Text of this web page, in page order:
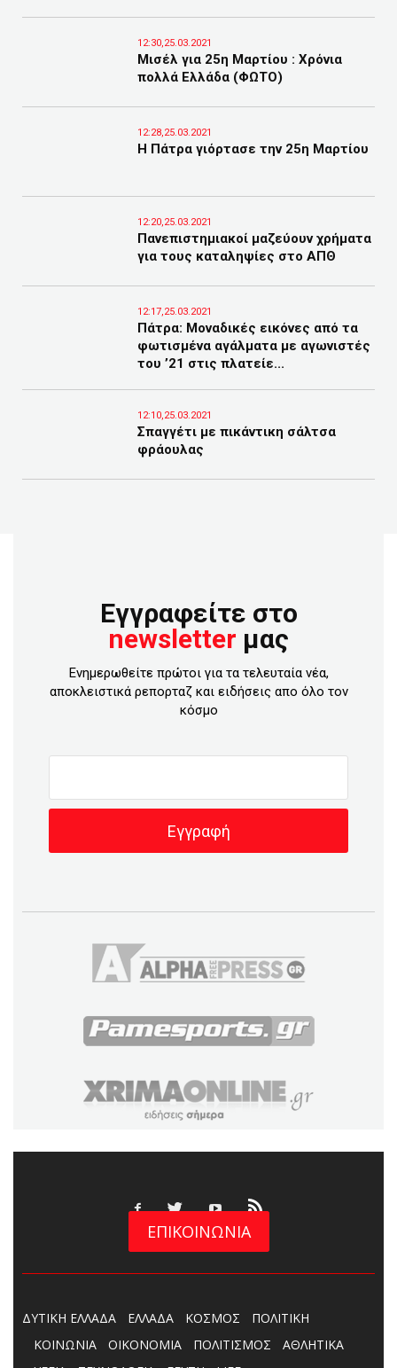
12:30,25.03.2021
Μισέλ για 25η Μαρτίου : Χρόνια
πολλά Ελλάδα (ΦΩΤΟ)
12:28,25.03.2021
Η Πάτρα γιόρτασε την 25η Μαρτίου
12:20,25.03.2021
Πανεπιστημιακοί μαζεύουν χρήματα
για τους καταληψίες στο ΑΠΘ
12:17,25.03.2021
Πάτρα: Μοναδικές εικόνες από τα
φωτισμένα αγάλματα με αγωνιστές
του ’21 στις πλατείε...
12:10,25.03.2021
Σπαγγέτι με πικάντικη σάλτσα
φράουλας
Εγγραφείτε στο
newsletter μας
Ενημερωθείτε πρώτοι για τα τελευταία νέα,
αποκλειστικά ρεπορταζ και ειδήσεις απο όλο τον
κόσμο
ΕΠΙΚΟΙΝΩΝΙΑ
ΔΥΤΙΚΗ ΕΛΛΑΔΑ ΕΛΛΑΔΑ ΚΟΣΜΟΣ
ΠΟΛΙΤΙΚΗ
ΚΟΙΝΩΝΙΑ
ΟΙΚΟΝΟΜΙΑ ΠΟΛΙΤΙΣΜΟΣ
ΑΘΛΗΤΙΚΑ